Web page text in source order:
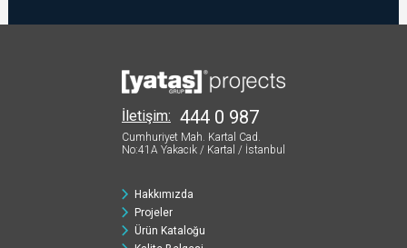
İletişim: 444 0 987
Cumhuriyet Mah. Kartal Cad.
No:41A Yakacık / Kartal / İstanbul
Hakkımızda
Projeler
Ürün Kataloğu